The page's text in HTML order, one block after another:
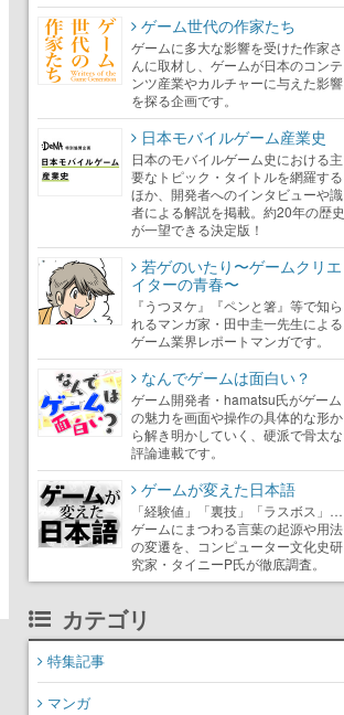
ゲーム世代の作家たち
ゲームに多大な影響を受けた作家さ
んに取材し、ゲームが日本のコンテ
ンツ産業やカルチャーに与えた影響
を探る企画です。
日本モバイルゲーム産業史
日本のモバイルゲーム史における主
要なトピック・タイトルを網羅する
ほか、開発者へのインタビューや識
者による解説を掲載。約20年の歴史
が一望できる決定版！
若ゲのいたり〜ゲームクリエ
イターの青春〜
『うつヌケ』『ペンと箸』等で知ら
れるマンガ家・田中圭一先生による
ゲーム業界レポートマンガです。
なんでゲームは面白い？
ゲーム開発者・hamatsu氏がゲーム
の魅力を画面や操作の具体的な形か
ら解き明かしていく、硬派で骨太な
評論連載です。
ゲームが変えた日本語
「経験値」「裏技」「ラスボス」…
ゲームにまつわる言葉の起源や用法
の変遷を、コンピューター文化史研
究家・タイニーP氏が徹底調査。
カテゴリ
特集記事
マンガ